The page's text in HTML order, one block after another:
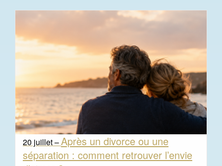
20 juillet –Après un divorce ou une
séparation : comment retrouver l’envie